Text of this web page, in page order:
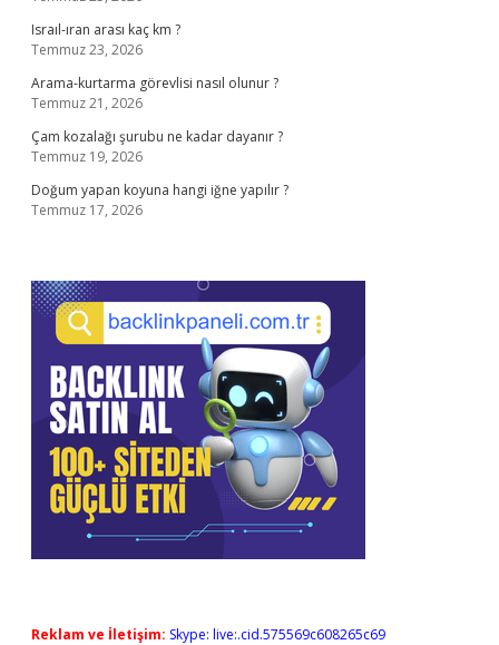
Israıl-ıran arası kaç km ?
Temmuz 23, 2026
Arama-kurtarma görevlisi nasıl olunur ?
Temmuz 21, 2026
Çam kozalağı şurubu ne kadar dayanır ?
Temmuz 19, 2026
Doğum yapan koyuna hangi iğne yapılır ?
Temmuz 17, 2026
Reklam ve İletişim: Skype: live:.cid.575569c608265c69